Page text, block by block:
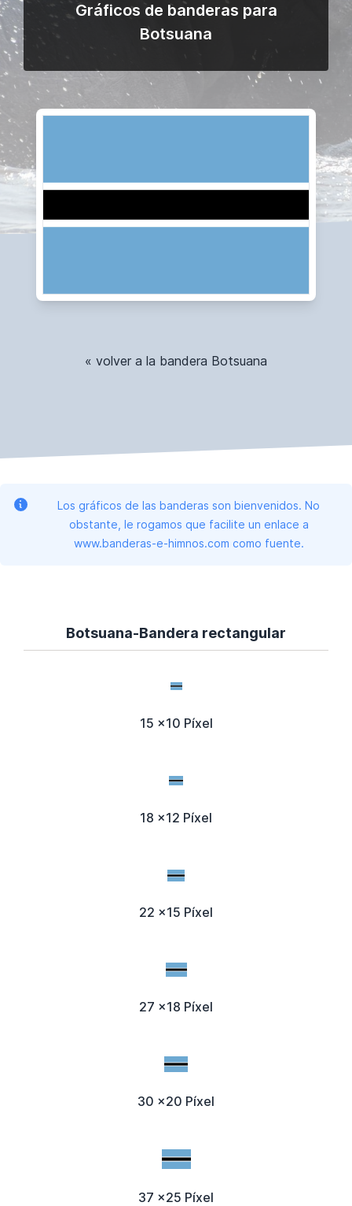
Gráficos de banderas para
Botsuana
« volver a la bandera Botsuana
Los gráficos de las banderas son bienvenidos. No
obstante, le rogamos que facilite un enlace a
www.banderas-e-himnos.com como fuente.
Botsuana-Bandera rectangular
15 x10 Píxel
18 x12 Píxel
22 x15 Píxel
27 x18 Píxel
30 x20 Píxel
37 x25 Píxel